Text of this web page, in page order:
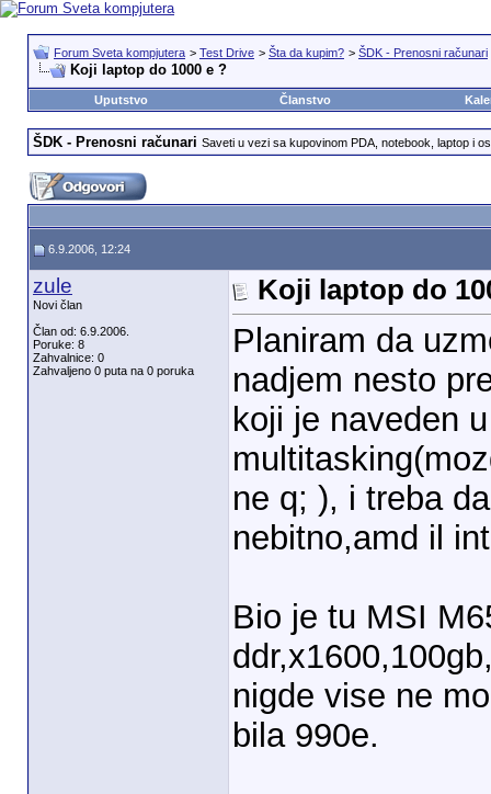
Forum Sveta kompjutera > Test Drive > Šta da kupim? > ŠDK - Prenosni računari
Koji laptop do 1000 e ?
Uputstvo Članstvo
ŠDK - Prenosni računari Saveti u vezi sa kupovinom PDA, notebook, laptop i
6.9.2006, 12:24
zule
Novi član
Član od: 6.9.2006.
Poruke: 8
Zahvalnice: 0
Zahvaljeno 0 puta na 0 poruka
Koji laptop do
Planiram da
nadjem nesto
koji je naveden
ne q; ), i treba
nebitno,amd il
Bio je tu MSI
nigde vise ne
bila 990e.